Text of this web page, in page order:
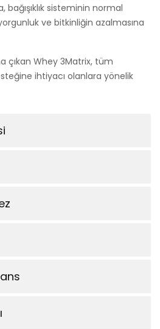
sisteminin normal
ve bitkinliğin azalmasına
çıkan Whey 3Matrix, tüm
ihtiyacı olanlara yönelik